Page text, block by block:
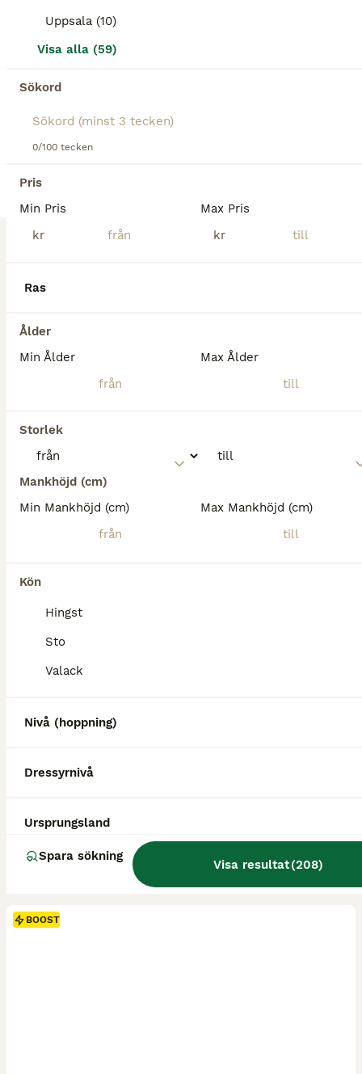
Uppsala (10)
Visa alla (59)
Sökord
0/100 tecken
Pris
Min Pris
kr
Max Pris
kr
Ras
Ålder
Min Ålder
Max Ålder
Storlek
Mankhöjd (cm)
Min Mankhöjd (cm)
Max Mankhöjd (cm)
Kön
Hingst
Sto
Valack
Nivå (hoppning)
Dressyrnivå
Ursprungsland
Spara sökning
Visa resultat(208)
Mjuk och trevlig valack
Valack13 år
Exceptional Grey Beauty
Kön ÅlderHöjd Pris
Örsundsbro
BOOST